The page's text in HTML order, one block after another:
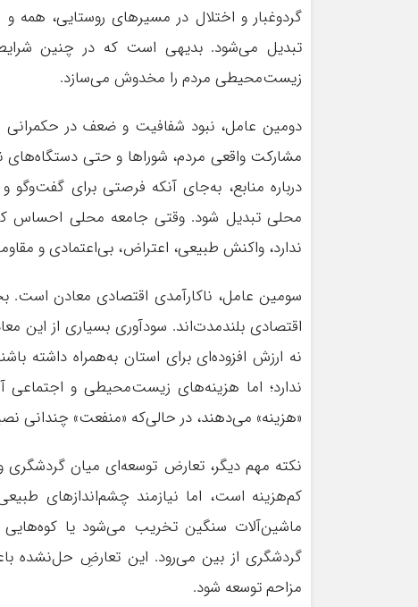
گردوغبار و اختلال در مسیرهای روستایی،
تبدیل می‌شود. بدیهی است که در چنین
زیست‌محیطی مردم را مخدوش می‌سازد.
دومین عامل، نبود شفافیت و ضعف در
مشارکت واقعی مردم، شوراها و حتی
درباره منابع، به‌جای آنکه فرصتی برای
محلی تبدیل شود. وقتی جامعه محلی احساس
ندارد، واکنش طبیعی، اعتراض، بی‌اعتمادی و
سومین عامل، ناکارآمدی اقتصادی معادن است.
اقتصادی بلندمدت‌اند. سودآوری بسیاری از این
نه ارزش افزوده‌ای برای استان به‌همراه داشته
ندارد؛ اما هزینه‌های زیست‌محیطی و اجتماعی
«هزینه» می‌دهند، در حالی‌که «منفعت» چندانی
نکته مهم دیگر، تعارض توسعه‌ای میان
کم‌هزینه است، اما نیازمند چشم‌اندازهای
ماشین‌آلات سنگین تخریب می‌شود یا
گردشگری از بین می‌رود. این تعارضِ حل‌نشده
مزاحم توسعه شود.